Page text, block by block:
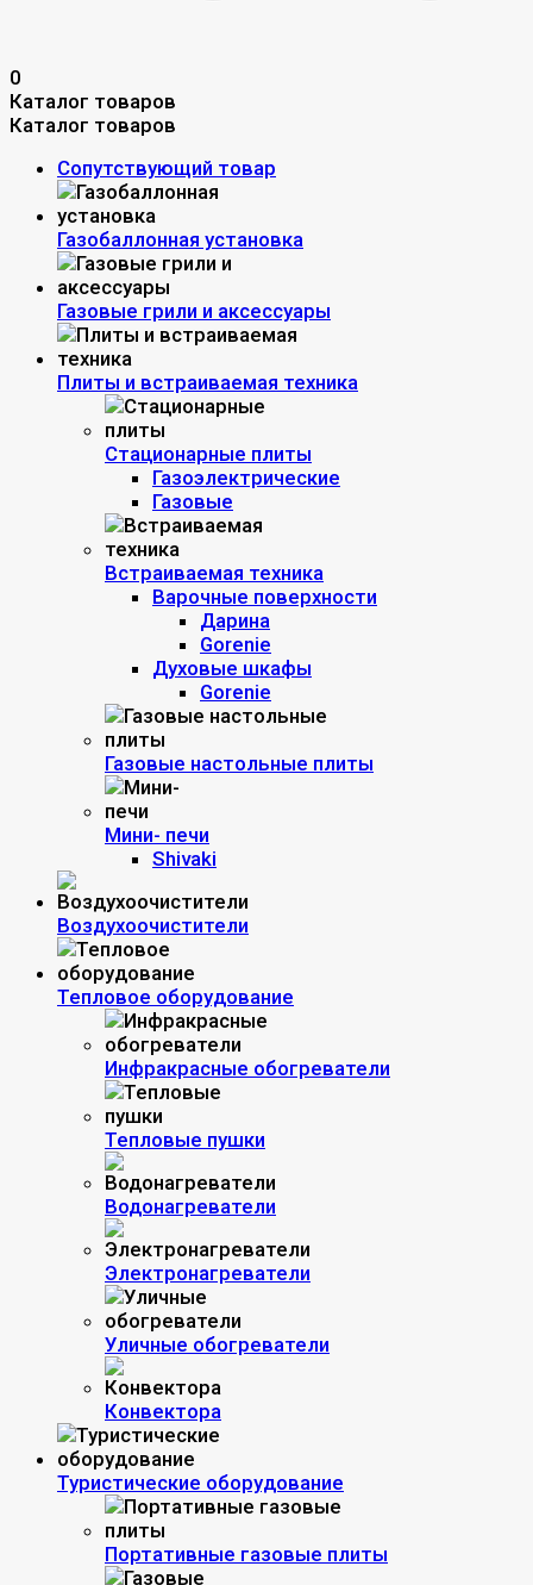
0
Каталог товаров
Каталог товаров
Сопутствующий товар
Газобаллонная установка
Газовые грили и аксессуары
Плиты и встраиваемая техника
Стационарные плиты
Газоэлектрические
Газовые
Встраиваемая техника
Варочные поверхности
Дарина
Gorenie
Духовые шкафы
Gorenie
Газовые настольные плиты
Мини- печи
Shivaki
Воздухоочистители
Тепловое оборудование
Инфракрасные обогреватели
Тепловые пушки
Водонагреватели
Электронагреватели
Уличные обогреватели
Конвектора
Туристические оборудование
Портативные газовые плиты